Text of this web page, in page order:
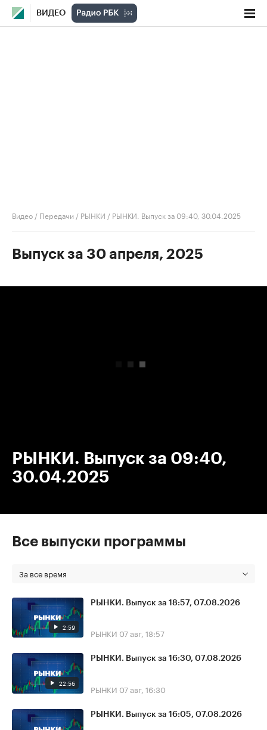
ВИДЕО
Видео / Передачи / РЫНКИ / РЫНКИ. Выпуск за 09:40, 30.04.2025
Выпуск за 30 апреля, 2025
РЫНКИ. Выпуск за 09:40,
30.04.2025
Все выпуски программы
За все время
2:59
РЫНКИ. Выпуск за 18:57, 07.08.2026
РЫНКИ 07 авг, 18:57
22:56
РЫНКИ. Выпуск за 16:30, 07.08.2026
РЫНКИ 07 авг, 16:30
РЫНКИ. Выпуск за 16:05, 07.08.2026